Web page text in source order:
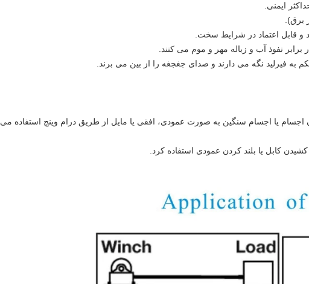
اجسام یا اجسام سنگین به صورت عمودی، افقی یا مایل از طریق درام وینچ استفاده می
کابل یا بلند کردن عمودی استفاده کرد.